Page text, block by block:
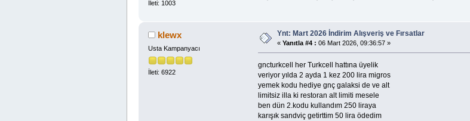
İleti: 1003
klewx
Usta Kampanyacı
İleti: 6922
Ynt: Mart 2026 İndirim Alışveriş ve Fırsatlar
« Yanıtla #4 : 06 Mart 2026, 09:36:57 »
gncturkcell her Turkcell hattına üyelik
veriyor yılda 2 ayda 1 kez 200 lira migros
yemek kodu hediye gnç galaksi de ve alt
limitsiz illa ki restoran alt limiti mesele
ben dün 2.kodu kullandım 250 liraya
karışık sandviç getirttim 50 lira ödedim